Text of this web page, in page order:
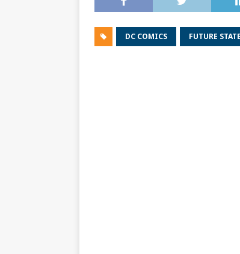
DC COMICS FUTURE STATE